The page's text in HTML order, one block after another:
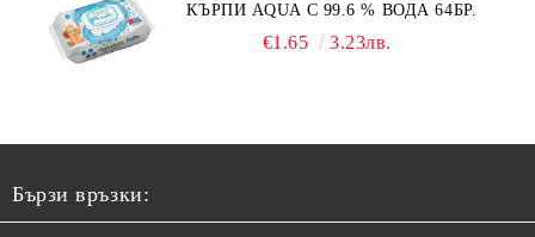
КЪРПИ AQUA С 99.6 % ВОДА 64БР.
€1.65 3.23лв.
Бързи връзки: